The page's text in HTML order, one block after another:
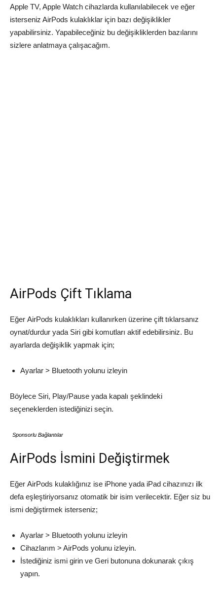
Apple TV, Apple Watch cihazlarda kullanılabilecek ve eğer
isterseniz AirPods kulaklıklar için bazı değişiklikler
yapabilirsiniz. Yapabileceğiniz bu değişikliklerden bazılarını
sizlere anlatmaya çalışacağım.
AirPods Çift Tıklama
Eğer AirPods kulaklıkları kullanırken üzerine çift tıklarsanız
oynat/durdur yada Siri gibi komutları aktif edebilirsiniz. Bu
ayarlarda değişiklik yapmak için;
Ayarlar > Bluetooth yolunu izleyin
Böylece Siri, Play/Pause yada kapalı şeklindeki
seçeneklerden istediğinizi seçin.
Sponsorlu Bağlantılar
AirPods İsmini Değiştirmek
Eğer AirPods kulaklığınız ise iPhone yada iPad cihazınızı ilk
defa eşleştiriyorsanız otomatik bir isim verilecektir. Eğer siz bu
ismi değiştirmek isterseniz;
Ayarlar > Bluetooth yolunu izleyin
Cihazlarım > AirPods yolunu izleyin.
İstediğiniz ismi girin ve Geri butonuna dokunarak çıkış
yapın.